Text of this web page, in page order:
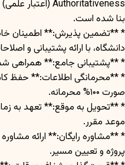
بنا شده است.
* **تضمین پذیرش:** اطمینان
دانشگاه، با ارائه پشتیبانی و
* **پشتیبانی جامع:** همراهی شما
* **محرمانگی اطلاعات:** حفظ
صورت ۱۰۰% محرمانه.
* **تحویل به موقع:** تعهد به
موعد مقرر.
* **مشاوره رایگان:** ارائه
پروژه و تعیین مسیر.